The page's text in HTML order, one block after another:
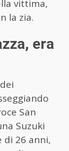
vittima,
la zia.
era
San
Suzuki
di 26 anni,